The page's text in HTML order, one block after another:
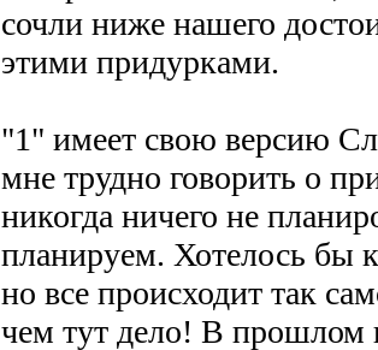
сочли ниже нашего
этими придурками.
"1" имеет свою версию
мне трудно говорить о
никогда ничего не
планируем. Хотелось бы
но все происходит так
чем тут дело! В прошлом